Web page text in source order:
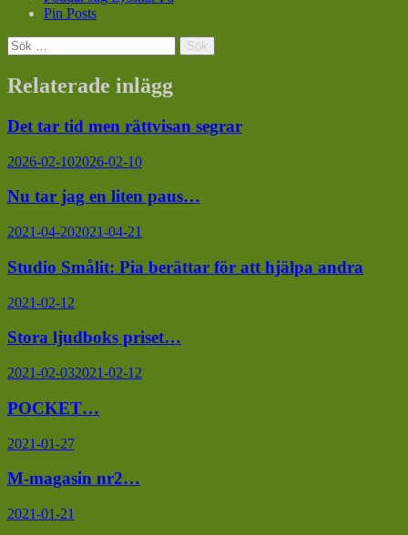
Pin Posts
Sök
efter:
Relaterade inlägg
Det tar tid men rättvisan segrar
2026-02-102026-02-10
Nu tar jag en liten paus…
2021-04-202021-04-21
Studio Smålit: Pia berättar för att hjälpa andra
2021-02-12
Stora ljudboks priset…
2021-02-032021-02-12
POCKET…
2021-01-27
M-magasin nr2…
2021-01-21